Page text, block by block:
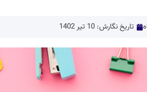
تاریخ نگارش: 10 تیر 1402